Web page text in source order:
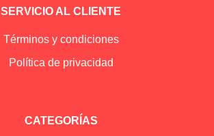
SERVICIO AL CLIENTE
Términos y condiciones
Política de privacidad
CATEGORÍAS